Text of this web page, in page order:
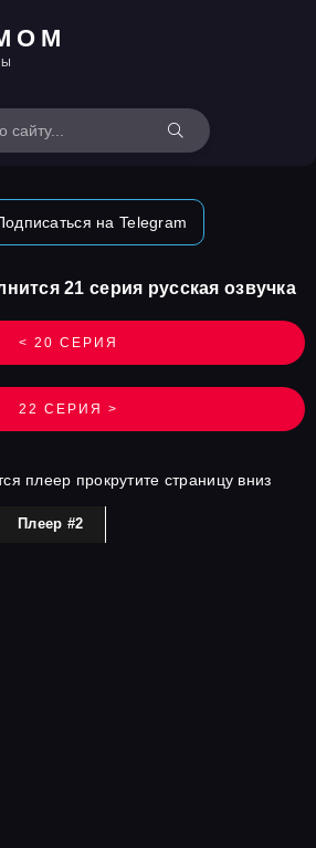
на Telegram
< 20 СЕРИЯ
21 серия русская озвучка
22 СЕРИЯ >
плеер прокрутите страницу вниз
Плеер #2